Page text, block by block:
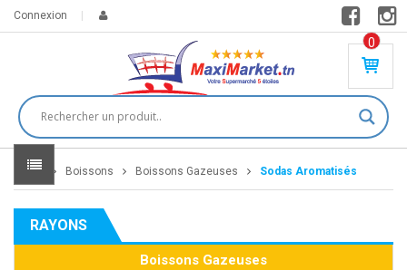
Connexion
0
PR
DU
IT(
S)
DT
Home Boissons Boissons Gazeuses Sodas Aromatisés
RAYONS
Boissons Gazeuses